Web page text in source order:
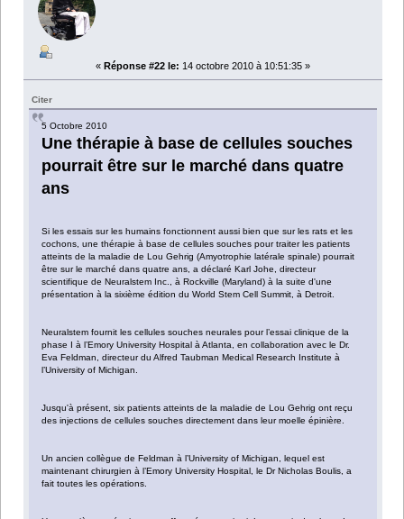
« Réponse #22 le: 14 octobre 2010 à 10:51:35 »
Citer
5 Octobre 2010
Une thérapie à base de cellules souches
pourrait être sur le marché dans quatre
ans
Si les essais sur les humains fonctionnent aussi bien que sur les rats et les
cochons, une thérapie à base de cellules souches pour traiter les patients
atteints de la maladie de Lou Gehrig (Amyotrophie latérale spinale) pourrait
être sur le marché dans quatre ans, a déclaré Karl Johe, directeur
scientifique de Neuralstem Inc., à Rockville (Maryland) à la suite d'une
présentation à la sixième édition du World Stem Cell Summit, à Detroit.
Neuralstem fournit les cellules souches neurales pour l’essai clinique de la
phase I à l’Emory University Hospital à Atlanta, en collaboration avec le Dr.
Eva Feldman, directeur du Alfred Taubman Medical Research Institute à
l’University of Michigan.
Jusqu'à présent, six patients atteints de la maladie de Lou Gehrig ont reçu
des injections de cellules souches directement dans leur moelle épinière.
Un ancien collègue de Feldman à l’University of Michigan, lequel est
maintenant chirurgien à l’Emory University Hospital, le Dr Nicholas Boulis, a
fait toutes les opérations.